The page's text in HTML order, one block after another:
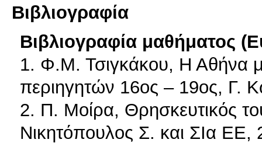
Βιβλιογραφία
Βιβλιογραφία μαθήματος
1. Φ.Μ. Τσιγκάκου, Η Αθήνα
περιηγητών 16ος – 19ος, Γ.
2. Π. Μοίρα, Θρησκευτικός
Νικητόπουλος Σ. και ΣΙα ΕΕ,